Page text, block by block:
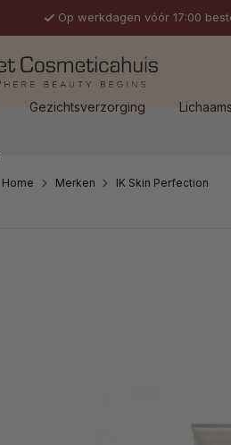
Op werkdagen vóór 17:00
Gezichtsverzorging
Home Merken IK Skin Perfection